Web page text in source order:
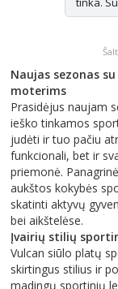
Naujas sezonas
moterims
Prasidėjus naujam
ieško tinkamos
judėti ir tuo pačiu
funkcionali, bet ir
priemonė.
aukštos kokybės
skatinti aktyvų
bei aikštelėse.
Įvairių stilių
Vulcan siūlo platų
skirtingus stilius ir
madingų sportinių